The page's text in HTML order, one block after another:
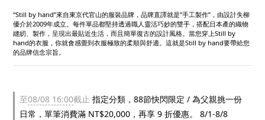
“Still by hand”來自東京代官山的服裝品牌，品牌直譯就是”手工製作”，由設計失柳
優介於2009年成立。每件單品都堅持透過職人靈活巧妙的雙手，搭配日本產的織物
縫紉、製作，呈現出最貼近生活，而且簡單復古的設計風格。當您穿上Still by
hand的衣服，你就會感覺到衣服極致的柔順與舒適。這就是Still by hand要帶給您
的品牌信念宗旨。
至08/08 16:00截止 指定分類，88節快閃限定 / 為父親挑一份
日常，單筆消費滿 NT$20,000，再享 9 折優惠。 8/1-8/8